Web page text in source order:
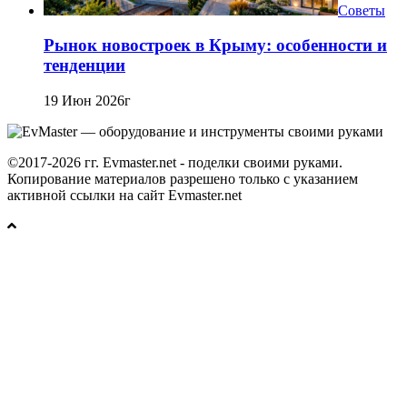
Советы
Рынок новостроек в Крыму: особенности и
тенденции
19 Июн 2026г
©2017-2026 гг. Evmaster.net - поделки своими руками.
Копирование материалов разрешено только с указанием
активной ссылки на сайт Evmaster.net